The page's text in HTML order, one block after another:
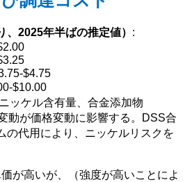
、2025年半ばの推定値） :
$4.75
$10.00
ッケル含有量、合金添加物
動が価格変動に影響する。DSS合
の代用により、ニッケルリスクを
が高いが、（強度が高いことによ